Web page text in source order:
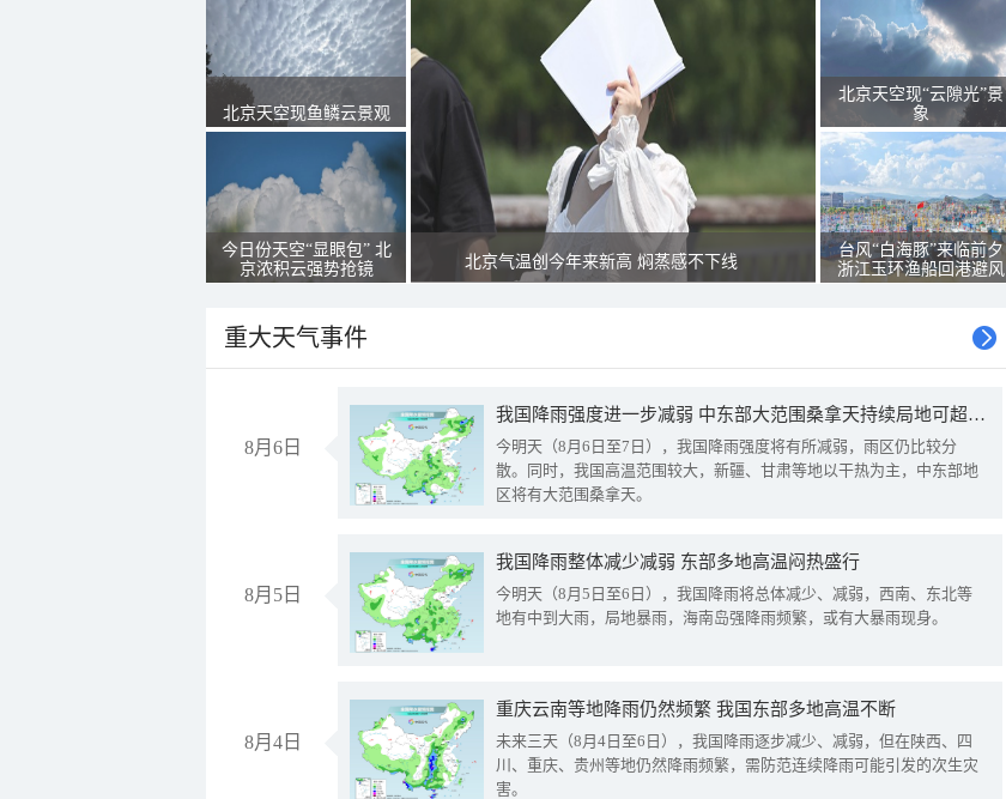
北京天空现鱼鳞云景观
今日份天空“显眼包” 北
京浓积云强势抢镜
北京气温创今年来新高 焖蒸感不下线
北京天空现“云隙光”景
象
台风“白海豚”来临前夕
浙江玉环渔船回港避风
重大天气事件
8月6日
我国降雨强度进一步减弱 中东部大范围桑拿天持续局地可超38℃
今明天（8月6日至7日），我国降雨强度将有所减弱，雨区仍比较分
散。同时，我国高温范围较大，新疆、甘肃等地以干热为主，中东部地
区将有大范围桑拿天。
8月5日
我国降雨整体减少减弱 东部多地高温闷热盛行
今明天（8月5日至6日），我国降雨将总体减少、减弱，西南、东北等
地有中到大雨，局地暴雨，海南岛强降雨频繁，或有大暴雨现身。
8月4日
重庆云南等地降雨仍然频繁 我国东部多地高温不断
未来三天（8月4日至6日），我国降雨逐步减少、减弱，但在陕西、四
川、重庆、贵州等地仍然降雨频繁，需防范连续降雨可能引发的次生灾
害。